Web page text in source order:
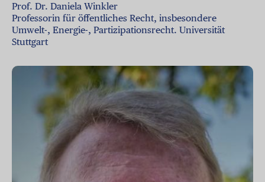
Prof. Dr. Daniela Winkler
Professorin für öffentliches Recht, insbesondere
Umwelt-, Energie-, Partizipationsrecht. Universität
Stuttgart